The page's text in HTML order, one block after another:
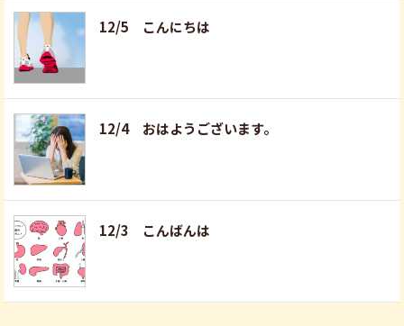
12/5 こんにちは
12/4 おはようございます。
12/3 こんばんは